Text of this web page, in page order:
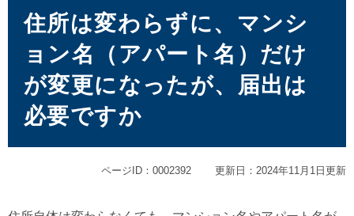
住所は変わらずに、マンシ
ョン名（アパート名）だけ
が変更になったが、届出は
必要ですか
ページID：0002392 更新日：2024年11月1日更新